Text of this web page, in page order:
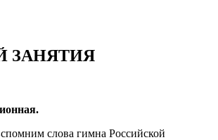
ЗАНЯТИЯ
слова гимна Российской